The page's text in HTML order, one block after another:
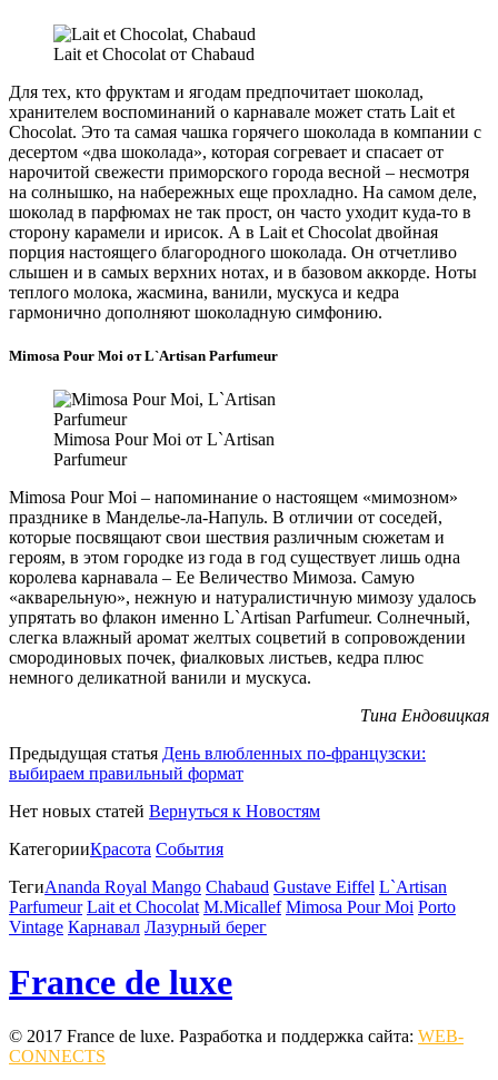
Lait et Chocolat от Chabaud
Для тех, кто фруктам и ягодам предпочитает шоколад,
хранителем воспоминаний о карнавале может стать Lait et
Chocolat. Это та самая чашка горячего шоколада в компании с
десертом «два шоколада», которая согревает и спасает от
нарочитой свежести приморского города весной – несмотря
на солнышко, на набережных еще прохладно. На самом деле,
шоколад в парфюмах не так прост, он часто уходит куда-то в
сторону карамели и ирисок. А в Lait et Chocolat двойная
порция настоящего благородного шоколада. Он отчетливо
слышен и в самых верхних нотах, и в базовом аккорде. Ноты
теплого молока, жасмина, ванили, мускуса и кедра
гармонично дополняют шоколадную симфонию.
Mimosa Pour Moi от L`Artisan Parfumeur
Mimosa Pour Moi от L`Artisan
Parfumeur
Mimosa Pour Moi – напоминание о настоящем «мимозном»
празднике в Манделье-ла-Напуль. В отличии от соседей,
которые посвящают свои шествия различным сюжетам и
героям, в этом городке из года в год существует лишь одна
королева карнавала – Ее Величество Мимоза. Самую
«акварельную», нежную и натуралистичную мимозу удалось
упрятать во флакон именно L`Artisan Parfumeur. Солнечный,
слегка влажный аромат желтых соцветий в сопровождении
смородиновых почек, фиалковых листьев, кедра плюс
немного деликатной ванили и мускуса.
Тина Ендовицкая
Предыдущая статья День влюбленных по-французски:
выбираем правильный формат
Нет новых статей Вернуться к Новостям
КатегорииКрасота События
ТегиAnanda Royal Mango Chabaud Gustave Eiffel L`Artisan
Parfumeur Lait et Chocolat M.Micallef Mimosa Pour Moi Porto
Vintage Карнавал Лазурный берег
France de luxe
© 2017 France de luxe. Разработка и поддержка сайта: WEB-
CONNECTS